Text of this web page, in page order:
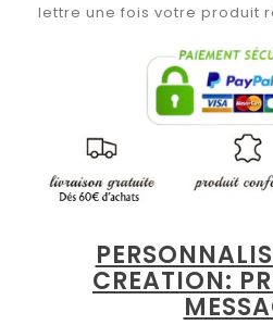
lettre une fois votre produit
CREATION: